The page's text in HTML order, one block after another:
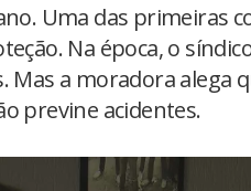
Uma das primeiras
Na época, o
Mas a moradora alega
previne acidentes.